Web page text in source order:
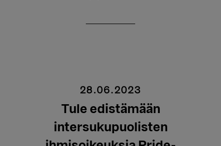
28.06.2023
Tule edistämään
intersukupuolisten